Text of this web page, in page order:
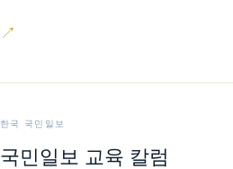
↗
한국 국민일보
국민일보 교육 칼럼